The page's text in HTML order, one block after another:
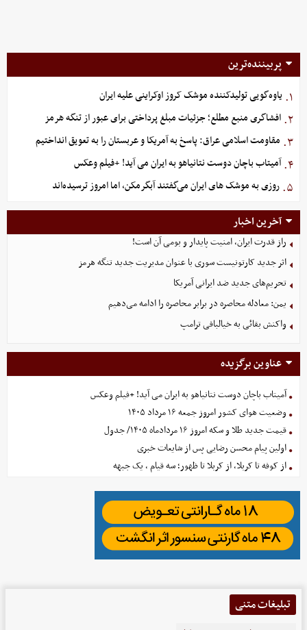
پربیننده‌ترین
۱. یاوه‌گویی تولیدکننده موشک کروز اوکراینی علیه ایران
۲. افشاگری منبع مطلع؛ جزئیات مبلغ پرداختی برای عبور از تنگه هرمز
۳. مقاومت اسلامی عراق: پاسخ به آمریکا و عربستان را به تعویق انداختیم
۴. آمیتاب باچان دوست نتانیاهو به ایران می آید! +فیلم وعکس
۵. روزی به موشک‌ های ایران می‌گفتند آبگرمکن، اما امروز ترسیده‌اند
آخرین اخبار
راز قدرت ایران، امنیت پایدار و بومی آن است!
اثر جدید کارتونیست سوری با عنوان مدیریت جدید تنگه هرمز
تحریم‌های جدید ضد ایرانی آمریکا
یمن: معادله محاصره در برابر محاصره را ادامه می‌دهیم
واکنش بقائی به خیالبافی ترامپ
عناوین برگزیده
آمیتاب باچان دوست نتانیاهو به ایران می آید! +فیلم وعکس
وضعیت هوای کشور امروز جمعه ۱۶ مرداد ۱۴۰۵
قیمت جدید طلا و سکه امروز ۱۶ مردادماه ۱۴۰۵/ جدول
اولین پیام محسن رضایی پس از شایعات خبری
از کوفه تا کربلا، از کربلا تا ظهور؛ سه قیام ، یک جبهه
تبلیغات متنی